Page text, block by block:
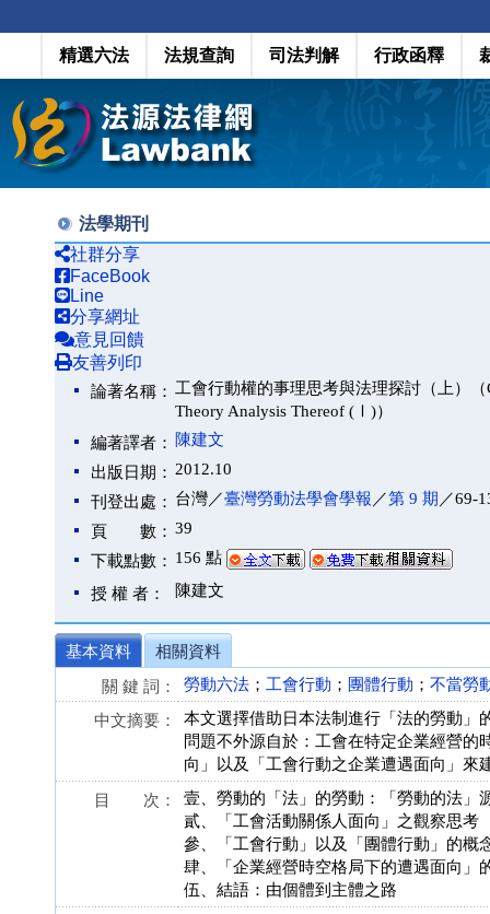
精選六法 法規查詢 司法判解 行政函釋
法學期刊
社群分享
FaceBook
Line
分享網址
意見回饋
友善列印
論著名稱： 工會行動權的事理思考與法理探討（上）（
Theory Analysis Thereof (Ⅰ)）
編著譯者：
陳建文
出版日期： 2012.10
刊登出處： 台灣／臺灣勞動法學會學報 ／第 9 期 ／69-
頁 數： 39
下載點數： 156 點
授 權 者： 陳建文
基本資料
相關資料
關 鍵 詞：
勞動六法 ； 工會行動 ； 團體行動 ； 不當勞
中文摘要：
本文選擇借助日本法制進行「法的勞動」
問題不外源自於：工會在特定企業經營
向」以及「工會行動之企業遭遇面向」來
目 次：
壹、勞動的「法」的勞動：「勞動的法」
貳、「工會活動關係人面向」之觀察思考
參、「工會行動」以及「團體行動」的概
肆、「企業經營時空格局下的遭遇面向」
伍、結語：由個體到主體之路